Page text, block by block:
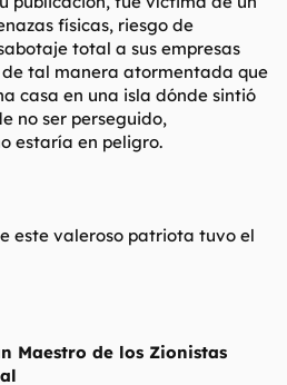
físicas, riesgo de
total a sus empresas
tal manera atormentada que
casa en una isla dónde sintió
no ser perseguido,
estaría en peligro.
este valeroso patriota tuvo el
Maestro de los Zionistas